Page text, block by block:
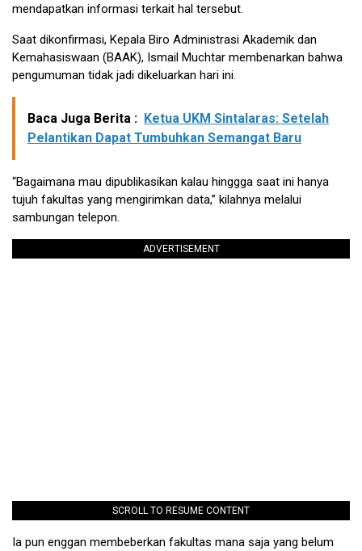
mendapatkan informasi terkait hal tersebut.
Saat dikonfirmasi, Kepala Biro Administrasi Akademik dan
Kemahasiswaan (BAAK), Ismail Muchtar membenarkan bahwa
pengumuman tidak jadi dikeluarkan hari ini.
Baca Juga Berita : Ketua UKM Sintalaras: Setelah
Pelantikan Dapat Tumbuhkan Semangat Baru
“Bagaimana mau dipublikasikan kalau hinggga saat ini hanya
tujuh fakultas yang mengirimkan data,” kilahnya melalui
sambungan telepon.
ADVERTISEMENT
SCROLL TO RESUME CONTENT
Ia pun enggan membeberkan fakultas mana saja yang belum